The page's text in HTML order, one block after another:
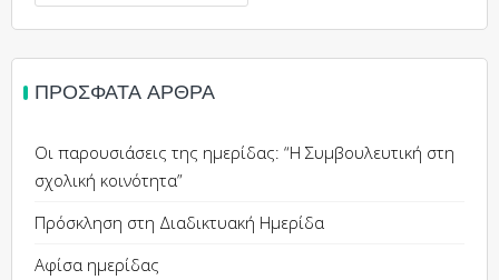
για:
ΠΡΌΣΦΑΤΑ ΆΡΘΡΑ
Οι παρουσιάσεις της ημερίδας: “Η Συμβουλευτική στη
σχολική κοινότητα”
Πρόσκληση στη Διαδικτυακή Ημερίδα
Αφίσα ημερίδας